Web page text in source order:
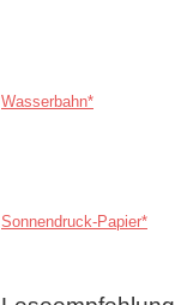
Wasserbahn*
Sonnendruck-Papier*